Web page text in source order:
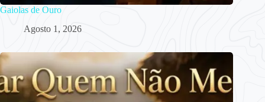
Gaiolas de Ouro
Agosto 1, 2026